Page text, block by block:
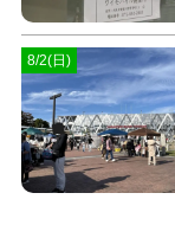
8/2(日)